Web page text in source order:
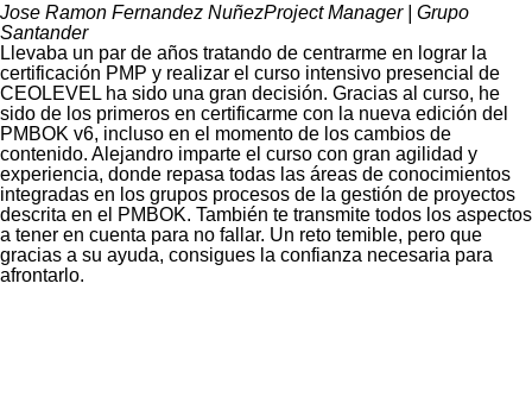
Jose Ramon Fernandez NuñezProject Manager | Grupo
Santander
Llevaba un par de años tratando de centrarme en lograr la
certificación PMP y realizar el curso intensivo presencial de
CEOLEVEL ha sido una gran decisión. Gracias al curso, he
sido de los primeros en certificarme con la nueva edición del
PMBOK v6, incluso en el momento de los cambios de
contenido. Alejandro imparte el curso con gran agilidad y
experiencia, donde repasa todas las áreas de conocimientos
integradas en los grupos procesos de la gestión de proyectos
descrita en el PMBOK. También te transmite todos los aspectos
a tener en cuenta para no fallar. Un reto temible, pero que
gracias a su ayuda, consigues la confianza necesaria para
afrontarlo.